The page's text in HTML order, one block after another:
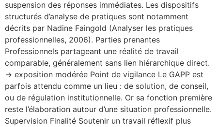
suspension des réponses immédiates. Les dispositifs
structurés d’analyse de pratiques sont notamment
décrits par Nadine Faingold (Analyser les pratiques
professionnelles, 2006). Parties prenantes
Professionnels partageant une réalité de travail
comparable, généralement sans lien hiérarchique direct.
→ exposition modérée Point de vigilance Le GAPP est
parfois attendu comme un lieu : de solution, de conseil,
ou de régulation institutionnelle. Or sa fonction première
reste l’élaboration autour d’une situation professionnelle.
Supervision Finalité Soutenir un travail réflexif plus